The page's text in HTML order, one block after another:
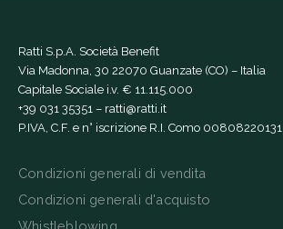
Ratti S.p.A. Società Benefit
Via Madonna, 30 22070 Guanzate (CO) – Italia
Capitale Sociale i.v. € 11.115.000
+39 031 35351 – ratti@ratti.it
P.IVA, C.F. e n° iscrizione R.I. Como 00808220131
Condizioni generali di vendita
Condizioni generali d'acquisto